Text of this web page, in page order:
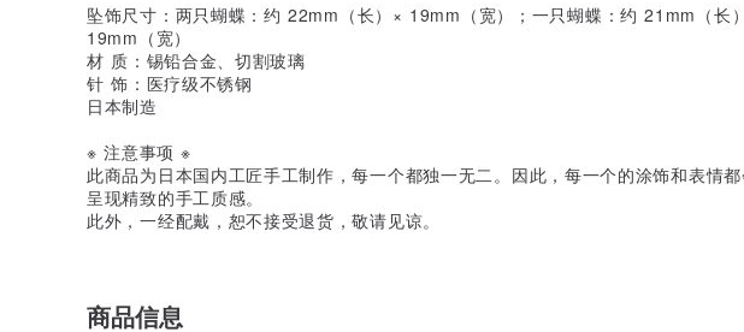
坠饰尺寸：两只蝴蝶：约 22mm（长）× 19mm（宽）；一只蝴蝶：约 21mm（长
19mm（宽）
材 质：锡铅合金、切割玻璃
针 饰：医疗级不锈钢
日本制造
※ 注意事项 ※
此商品为日本国内工匠手工制作，每一个都独一无二。因此，每一个的涂饰和表情都
呈现精致的手工质感。
此外，一经配戴，恕不接受退货，敬请见谅。
商品信息